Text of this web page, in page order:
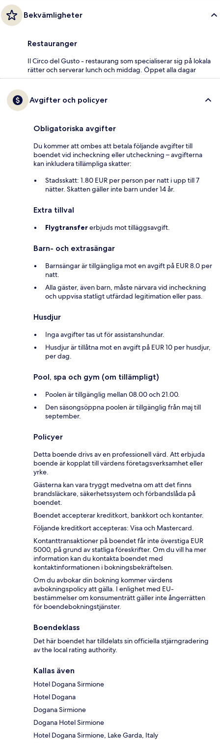
Bekvämligheter
Restauranger
Il Circo del Gusto - restaurang som specialiserar sig på lokala
rätter och serverar lunch och middag. Öppet alla dagar
Avgifter och policyer
Obligatoriska avgifter
Du kommer att ombes att betala följande avgifter till
boendet vid incheckning eller utcheckning – avgifterna
kan inkludera tillämpliga skatter:
Stadsskatt: 1.80 EUR per person per natt i upp till 7
nätter. Skatten gäller inte barn under 14 år.
Extra tillval
Flygtransfererbjuds mot tilläggsavgift.
Barn- och extrasängar
Barnsängar är tillgängliga mot en avgift på EUR 8.0 per
natt.
Alla gäster, även barn, måste närvara vid incheckning
och uppvisa statligt utfärdad legitimation eller pass.
Husdjur
Inga avgifter tas ut för assistanshundar.
Husdjur är tillåtna mot en avgift på EUR 10 per husdjur,
per dag.
Pool, spa och gym (om tillämpligt)
Poolen är tillgänglig mellan 08.00 och 21.00.
Den säsongsöppna poolen är tillgänglig från maj till
september.
Policyer
Detta boende drivs av en professionell värd. Att erbjuda
boende är kopplat till värdens företagsverksamhet eller
yrke.
Gästerna kan vara tryggt medvetna om att det finns
brandsläckare, säkerhetssystem och förbandslåda på
boendet.
Boendet accepterar kreditkort, bankkort och kontanter.
Följande kreditkort accepteras: Visa och Mastercard.
Kontanttransaktioner på boendet får inte överstiga EUR
5000, på grund av statliga föreskrifter. Om du vill ha mer
information kan du kontakta boendet med
kontaktinformationen i bokningsbekräftelsen.
Om du avbokar din bokning kommer värdens
avbokningspolicy att gälla. I enlighet med EU-
bestämmelser om konsumenträtt gäller inte ångerrätten
för boendebokningstjänster.
Boendeklass
Det här boendet har tilldelats sin officiella stjärngradering
av the local rating authority.
Kallas även
Hotel Dogana Sirmione
Hotel Dogana
Dogana Sirmione
Dogana Hotel Sirmione
Hotel Dogana Sirmione, Lake Garda, Italy